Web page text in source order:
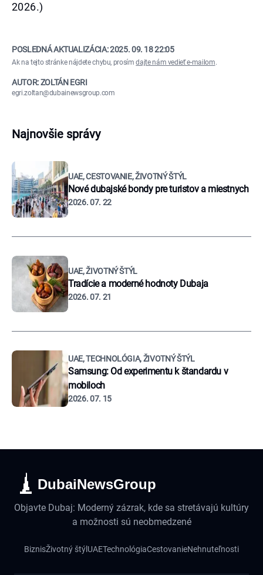
2026.)
POSLEDNÁ AKTUALIZÁCIA:2025. 09. 18 22:05
Ak na tejto stránke nájdete chybu, prosímdajte nám vedieť e-mailom.
AUTOR: ZOLTÁN EGRI
egri.zoltan@dubainewsgroup.com
Najnovšie správy
UAE, CESTOVANIE, ŽIVOTNÝ ŠTÝL
Nové dubajské bondy pre turistov a miestnych
2026. 07. 22
UAE, ŽIVOTNÝ ŠTÝL
Tradície a moderné hodnoty Dubaja
2026. 07. 21
UAE, TECHNOLÓGIA, ŽIVOTNÝ ŠTÝL
Samsung: Od experimentu k štandardu v
mobiloch
2026. 07. 15
DubaiNewsGroup
Objavte Dubaj: Moderný zázrak, kde sa stretávajú kultúry
a možnosti sú neobmedzené
BiznisŽivotný štýl UAETechnológiaCestovanieNehnuteľnosti